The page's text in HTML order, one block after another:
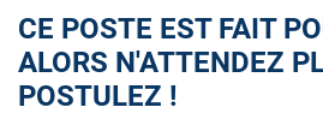
CE POSTE EST FAIT
ALORS N'ATTENDEZ
POSTULEZ !